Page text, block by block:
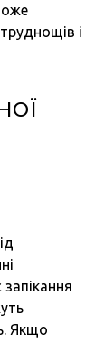
і
Якщо